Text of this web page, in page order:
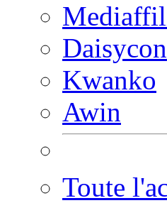
Daisycon
Kwanko
Awin
Toute